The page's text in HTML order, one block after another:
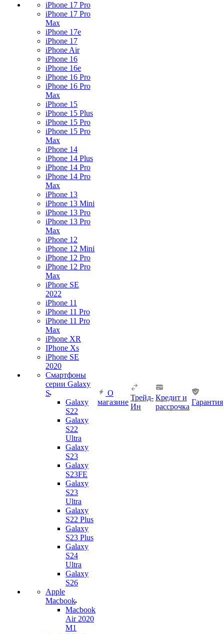
iPhone 17 Pro
iPhone 17 Pro
Max
iPhone 17e
iPhone 17
iPhone Air
iPhone 16
iPhone 16e
iPhone 16 Pro
iPhone 16 Pro
Max
iPhone 15
iPhone 15 Plus
iPhone 15 Pro
iPhone 15 Pro
Max
iPhone 14
iPhone 14 Plus
iPhone 14 Pro
iPhone 14 Pro
Max
iPhone 13
iPhone 13 Mini
iPhone 13 Pro
iPhone 13 Pro
Max
iPhone 12
iPhone 12 Mini
iPhone 12 Pro
iPhone 12 Pro
Max
iPhone SE
2022
iPhone 11
iPhone 11 Pro
iPhone 11 Pro
Max
iPhone XR
IPhone Xs
iPhone SE
2020
Смартфоны
серии Galaxy
S
Galaxy
S22
Galaxy
S22
Ultra
Galaxy
S23
Galaxy
S23FE
Galaxy
S23
Ultra
Galaxy
S22 Plus
Galaxy
S23 Plus
Galaxy
S24
Ultra
Galaxy
S26
Apple
Macbook
Macbook
Air 2020
M1
О
магазине
Трейд-
Ин
Кредит и
рассрочка
Гарантия